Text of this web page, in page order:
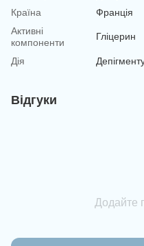
Країна
Франція
Активні
компоненти
Гліцерин
Дія
Відгуки
Додайте